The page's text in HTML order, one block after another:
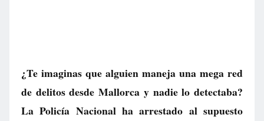
¿Te imaginas que alguien maneja una mega red
de delitos desde Mallorca y nadie lo detectaba?
La Policía Nacional ha arrestado al supuesto